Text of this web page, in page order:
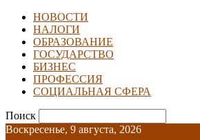
НОВОСТИ
НАЛОГИ
ОБРАЗОВАНИЕ
ГОСУДАРСТВО
БИЗНЕС
ПРОФЕССИЯ
СОЦИАЛЬНАЯ СФЕРА
Поиск
Воскресенье, 9 августа, 2026